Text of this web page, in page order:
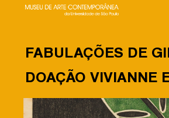
FABULAÇÕES DE
DOAÇÃO VIVIANNE